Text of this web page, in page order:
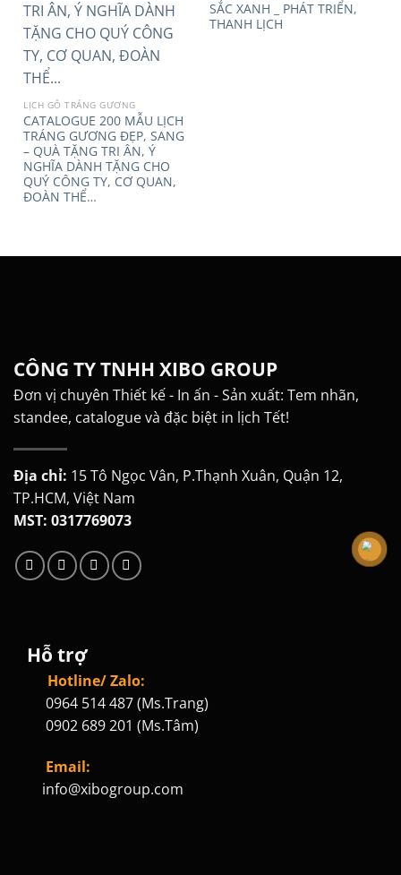
Add to
wishlist
LỊCH GỖ TRÁNG GƯƠNG
CATALOGUE 200 MẪU LỊCH
TRÁNG GƯƠNG ĐẸP, SANG
– QUÀ TẶNG TRI ÂN, Ý
NGHĨA DÀNH TẶNG CHO
QUÝ CÔNG TY, CƠ QUAN,
ĐOÀN THỂ…
Add to
SẮC XANH _ PHÁT TRIỂN,
THANH LỊCH
CÔNG TY TNHH XIBO GROUP
Đơn vị chuyên Thiết kế - In ấn - Sản xuất: Tem nhãn,
standee, catalogue và đặc biệt in lịch Tết!
Địa chỉ: 15 Tô Ngọc Vân, P.Thạnh Xuân, Quận 12,
TP.HCM, Việt Nam
MST: 0317769073
Hỗ trợ
Hotline/ Zalo:
0964 514 487 (Ms.Trang)
0902 689 201 (Ms.Tâm)
Email:
info@xibogroup.com